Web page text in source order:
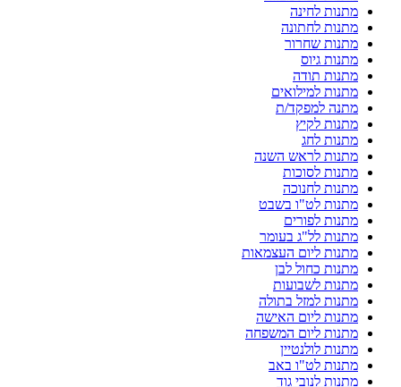
מתנות לחינה
מתנות לחתונה
מתנות שחרור
מתנות גיוס
מתנות תודה
מתנות למילואים
מתנה למפקד/ת
מתנות לקיץ
מתנות לחג
מתנות לראש השנה
מתנות לסוכות
מתנות לחנוכה
מתנות לט"ו בשבט
מתנות לפורים
מתנות לל"ג בעומר
מתנות ליום העצמאות
מתנות כחול לבן
מתנות לשבועות
מתנות למזל בתולה
מתנות ליום האישה
מתנות ליום המשפחה
מתנות לולנטיין
מתנות לט"ו באב
מתנות לנובי גוד